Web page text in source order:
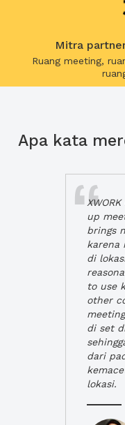
Mitra
Ruang meeting,
Apa kata
up
brings
karena
di
to use
other
di set
dari
lokasi.